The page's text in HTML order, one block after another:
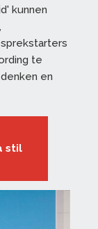
kunnen
te
en
stil